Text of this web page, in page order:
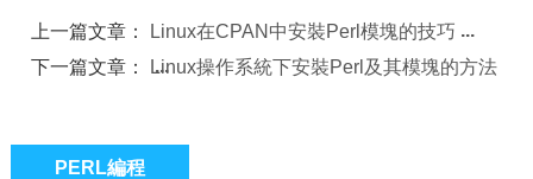
上一篇文章：
Linux在CPAN中安裝Perl模塊的技巧
下一篇文章：
Linux操作系統下安裝Perl及其模塊的方法
PERL編程